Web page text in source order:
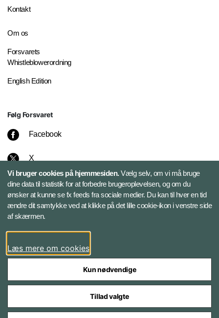
Kontakt
Om os
Forsvarets
Whistleblowerordning
English Edition
Følg Forsvaret
Facebook
X
Instagram
Bluesky
LinkedIn
Styrelser og myndigheder under Forsvarsministeriet
Vi bruger cookies på hjemmesiden.Vælg selv, om vi må bruge
dine data til statistik for at forbedre brugeroplevelsen, og om du
ønsker at kunne se fx feeds fra sociale medier. Du kan til hver en tid
ændre dit samtykke ved at klikke på det lille cookie-ikon i venstre side
af skærmen.
Læs mere om cookies
Kun nødvendige
Tillad valgte